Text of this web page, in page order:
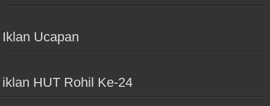
Iklan Ucapan
iklan HUT Rohil Ke-24